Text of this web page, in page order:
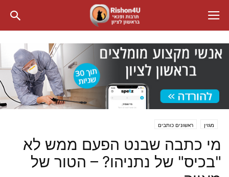
מגזין ראשונים כותבים
מי כתבה שבנט הפעם ממש לא
"בכיס" של נתניהו? – הטור של